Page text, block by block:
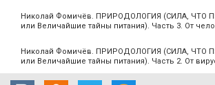
Николай Фомичёв. ПРИРОДОЛОГИЯ (СИЛА, ЧТО
или Величайшие тайны питания). Часть 3. От
Николай Фомичёв. ПРИРОДОЛОГИЯ (СИЛА, ЧТО
или Величайшие тайны питания). Часть 2. От